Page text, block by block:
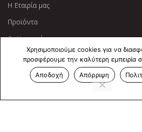
Η Εταιρία μας
Προϊόντα
Οι Υπηρεσίες μας
ΠΛΗΡΟΦΟΡΙΕΣ
Πολιτική Απορρήτου
Cookies
Χρησιμοποιούμε cookies για να
προσφέρουμε την καλύτερη εμπειρία
Αποδοχή
Απόρριψη